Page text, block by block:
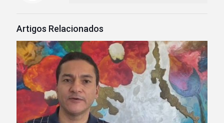
Artigos Relacionados